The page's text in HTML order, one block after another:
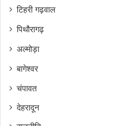
टिहरी गढ़वाल
पिथौरागढ़
अल्मोड़ा
बागेश्वर
चंपावत
देहरादून